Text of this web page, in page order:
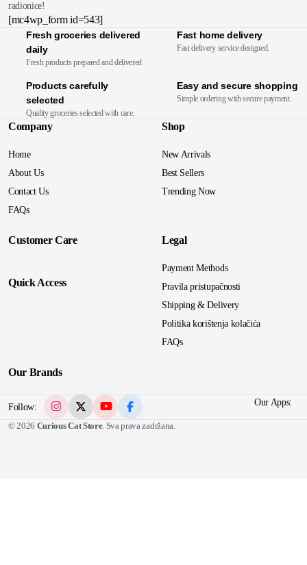
radionice!
[mc4wp_form id=543]
Fresh groceries delivered
daily
Fresh products prepared and delivered
Fast home delivery
Fast delivery service designed.
Products carefully
selected
Quality groceries selected with care.
Easy and secure shopping
Simple ordering with secure payment.
Company
Home
About Us
Contact Us
FAQs
Shop
New Arrivals
Best Sellers
Trending Now
Customer Care
Quick Access
Legal
Payment Methods
Pravila pristupačnosti
Shipping & Delivery
Politika korištenja kolačića
FAQs
Our Brands
Follow: Our Apps:
© 2026 Curious Cat Store. Sva prava zadržana.